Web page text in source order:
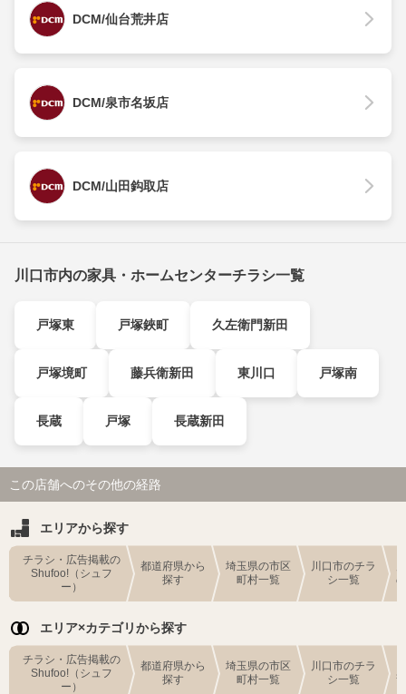
DCM/仙台荒井店
DCM/泉市名坂店
DCM/山田鈎取店
川口市内の家具・ホームセンターチラシ一覧
戸塚東 戸塚鋏町 久左衛門新田
戸塚境町 藤兵衛新田 東川口 戸塚南
長蔵 戸塚 長蔵新田
この店舗へのその他の経路
エリアから探す
チラシ・広告掲載の
Shufoo!（シュフ
ー）
都道府県から
探す
埼玉県の市区
町村一覧
川口市のチラ
シ一覧
エリア×カテゴリから探す
チラシ・広告掲載の
Shufoo!（シュフ
ー）
都道府県から
探す
埼玉県の市区
町村一覧
川口市のチラ
シ一覧